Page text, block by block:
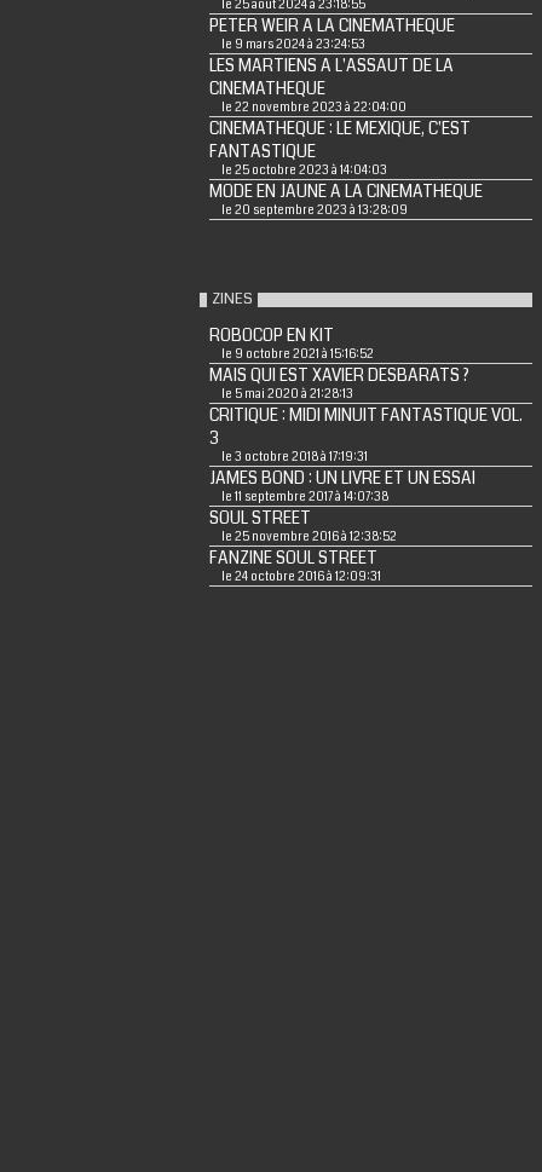
le 25 août 2024 à 23:18:55
PETER WEIR A LA CINEMATHEQUE
le 9 mars 2024 à 23:24:53
LES MARTIENS A L'ASSAUT DE LA
CINEMATHEQUE
le 22 novembre 2023 à 22:04:00
CINEMATHEQUE : LE MEXIQUE, C'EST
FANTASTIQUE
le 25 octobre 2023 à 14:04:03
MODE EN JAUNE A LA CINEMATHEQUE
le 20 septembre 2023 à 13:28:09
ZINES
ROBOCOP EN KIT
le 9 octobre 2021 à 15:16:52
MAIS QUI EST XAVIER DESBARATS ?
le 5 mai 2020 à 21:28:13
CRITIQUE : MIDI MINUIT FANTASTIQUE VOL.
3
le 3 octobre 2018 à 17:19:31
JAMES BOND : UN LIVRE ET UN ESSAI
le 11 septembre 2017 à 14:07:38
SOUL STREET
le 25 novembre 2016 à 12:38:52
FANZINE SOUL STREET
le 24 octobre 2016 à 12:09:31